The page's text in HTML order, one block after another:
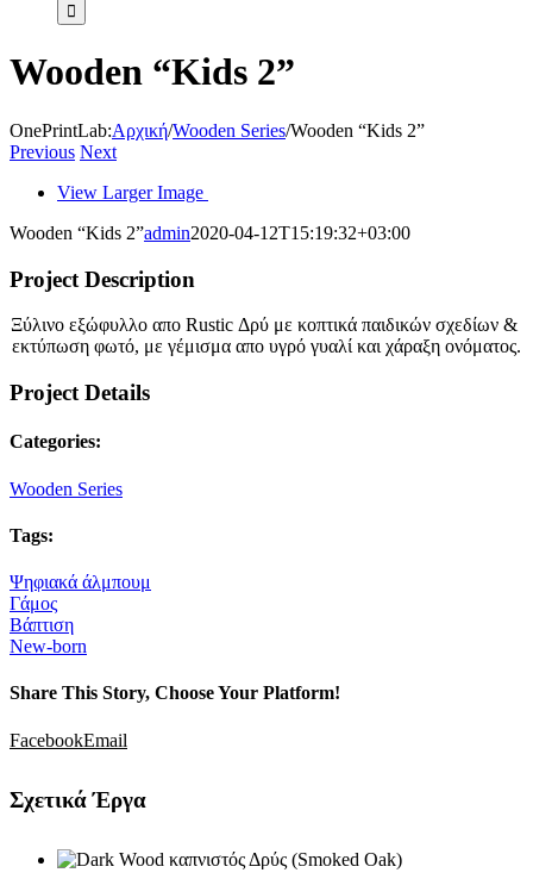
Wooden “Kids 2”
OnePrintLab:Αρχική/Wooden Series/Wooden “Kids 2”
Previous Next
View Larger Image
Wooden “Kids 2”admin2020-04-12T15:19:32+03:00
Project Description
Ξύλινο εξώφυλλο απο Rustic Δρύ με κοπτικά παιδικών σχεδίων &
εκτύπωση φωτό, με γέμισμα απο υγρό γυαλί και χάραξη ονόματος.
Project Details
Categories:
Wooden Series
Tags:
Ψηφιακά άλμπουμ
Γάμος
Βάπτιση
New-born
Share This Story, Choose Your Platform!
FacebookEmail
Σχετικά Έργα